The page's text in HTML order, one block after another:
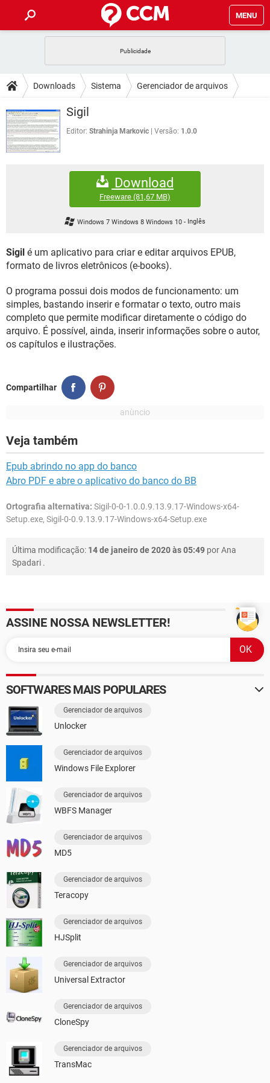
MENU
CELULAR FACEBOOK
OUTLOOK
INSTAGRAM GMAIL
GUIA DE COMPRAS
DICAS
JOGOS
CELULAR
OUTLOOK
DOWNLOADS
JOGOS WHATSAPP
CELULAR
EXCEL
GMAIL
FÓRUM
FACEBOOK
EXCEL
GMAIL
WHATSAPP
INSTAGRAM GMAIL
Downloads Sistema Gerenciador de arquivos
Sigil
Editor: Strahinja Markovic Versão: 1.0.0
Download
Freeware (81,67 MB)
Windows 7 Windows 8 Windows 10 - Inglês
Sigil é um aplicativo para criar e editar arquivos EPUB,
formato de livros eletrônicos (e-books).
O programa possui dois modos de funcionamento: um
simples, bastando inserir e formatar o texto, outro mais
completo que permite modificar diretamente o código do
arquivo. É possível, ainda, inserir informações sobre o autor,
os capítulos e ilustrações.
Compartilhar
Veja também
Epub abrindo no app do banco
Abro PDF e abre o aplicativo do banco do BB
Ortografia alternativa: Sigil-0-0-1.0.0.9.13.9.17-Windows-x64-
Setup.exe, Sigil-0-0.9.13.9.17-Windows-x64-Setup.exe
Última modificação: 14 de janeiro de 2020 às 05:49 porAna
Spadari .
ASSINE NOSSA NEWSLETTER!
SOFTWARES MAIS POPULARES
Gerenciador de arquivos
Unlocker
Gerenciador de arquivos
Windows File Explorer
Gerenciador de arquivos
WBFS Manager
Gerenciador de arquivos
MD5
Gerenciador de arquivos
Teracopy
Gerenciador de arquivos
HJSplit
Gerenciador de arquivos
Universal Extractor
Gerenciador de arquivos
CloneSpy
Gerenciador de arquivos
TransMac